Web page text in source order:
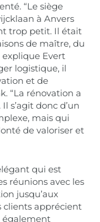
“Le siège
à Anvers
trop petit. Il était
de maître, du
explique Evert
logistique, il
et de
“La rénovation a
s’agit donc d’un
mais qui
de valoriser et
qui est
réunions avec les
jusqu’aux
clients apprécient
également